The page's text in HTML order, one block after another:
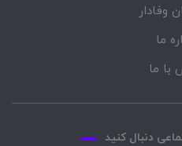
وفادار
ما
با ما
دنبال کنید